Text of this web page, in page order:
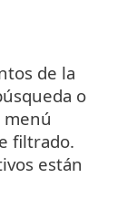
de la
o
menú
filtrado.
están